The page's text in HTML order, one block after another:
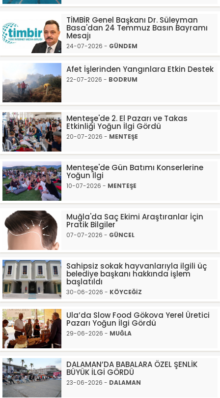
TİMBİR Genel Başkanı Dr. Süleyman
Basa'dan 24 Temmuz Basın Bayramı
Mesajı
24-07-2026 - GÜNDEM
Afet İşlerinden Yangınlara Etkin Destek
22-07-2026 - BODRUM
Menteşe'de 2. El Pazarı ve Takas
Etkinliği Yoğun İlgi Gördü
20-07-2026 - MENTEŞE
Menteşe'de Gün Batımı Konserlerine
Yoğun İlgi
10-07-2026 - MENTEŞE
Muğla'da Saç Ekimi Araştıranlar İçin
Pratik Bilgiler
07-07-2026 - GÜNCEL
Sahipsiz sokak hayvanlarıyla ilgili üç
belediye başkanı hakkında işlem
başlatıldı
30-06-2026 - KÖYCEĞİZ
Ula’da Slow Food Gökova Yerel Üretici
Pazarı Yoğun İlgi Gördü
29-06-2026 - MUĞLA
DALAMAN’DA BABALARA ÖZEL ŞENLİK
BÜYÜK İLGİ GÖRDÜ
23-06-2026 - DALAMAN